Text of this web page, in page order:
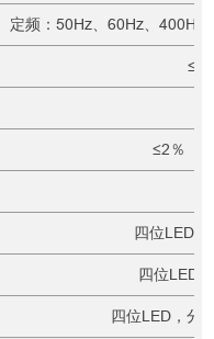
定频：50Hz、60Hz、
≤2％（
四位LED
四位LED
四位LED，分